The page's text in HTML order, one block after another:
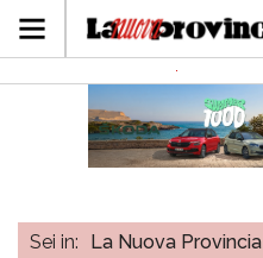
Sei in: La Nuova Provincia